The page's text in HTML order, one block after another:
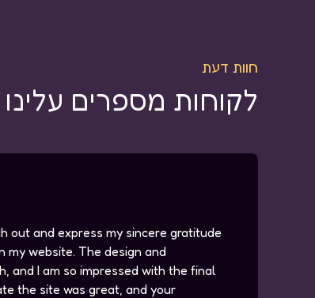
חוות דעת
לקוחות מספרים עלינו
out and express my sincere gratitude
my website. The design and
and I am so impressed with the final
the site was great, and your